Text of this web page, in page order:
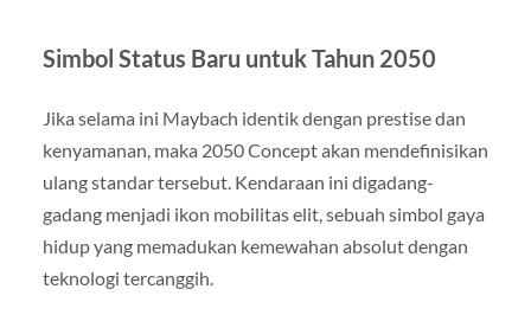
Simbol Status Baru untuk Tahun 2050
Jika selama ini Maybach identik dengan prestise dan
kenyamanan, maka 2050 Concept akan mendefinisikan
ulang standar tersebut. Kendaraan ini digadang-
gadang menjadi ikon mobilitas elit, sebuah simbol gaya
hidup yang memadukan kemewahan absolut dengan
teknologi tercanggih.